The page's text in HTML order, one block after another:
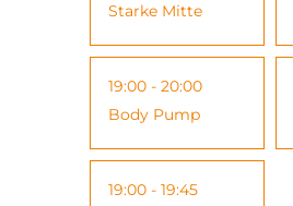
Starke Mitte
19:00 - 20:00
Body Pump
19:00 - 19:45